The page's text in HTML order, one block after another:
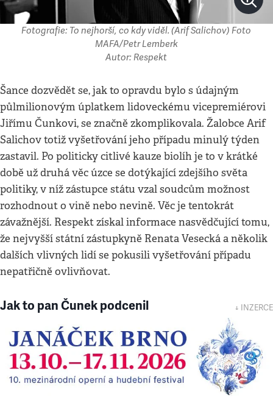
Fotografie: To nejhorší, co kdy viděl. (Arif Salichov) Foto
MAFA/Petr Lemberk
Autor: Respekt
Šance dozvědět se, jak to opravdu bylo s údajným
půlmilionovým úplatkem lidoveckému vicepremiérovi
Jiřímu Čunkovi, se značně zkomplikovala. Žalobce Arif
Salichov totiž vyšetřování jeho případu minulý týden
zastavil. Po politicky citlivé kauze biolíh je to v krátké
době už druhá věc úzce se dotýkající zdejšího světa
politiky, v níž zástupce státu vzal soudcům možnost
rozhodnout o vině nebo nevině. Věc je tentokrát
závažnější. Respekt získal informace nasvědčující tomu,
že nejvyšší státní zástupkyně Renata Vesecká a několik
dalších vlivných lidí se pokusili vyšetřování případu
nepatřičně ovlivňovat.
Jak to pan Čunek podcenil ↓ INZERCE